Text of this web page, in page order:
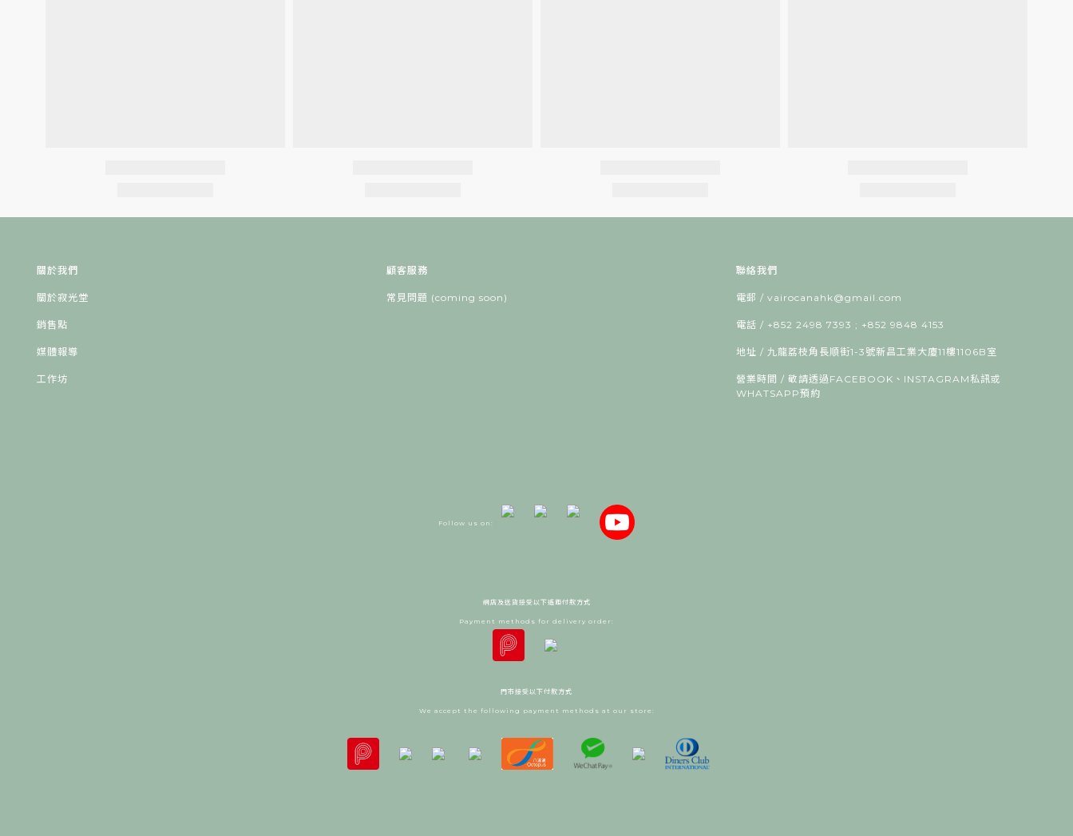
關於我們
關於寂光堂
銷售點
媒體報導
工作坊
顧客服務
常見問題 (coming soon)
聯絡我們
電郵 / vairocanahk@gmail.com
電話 / +852 2498 7393 ; +852 9848 4153
地址 / 九龍荔枝角長順街1-3號新昌工業大廈11樓1106B室
營業時間 / 敬請透過FACEBOOK、INSTAGRAM私訊或
WHATSAPP預約
Follow us on:
網店及送貨接受以下遙距付款方式
Payment methods for delivery order:
門市接受以下付款方式
We accept the following payment methods at our store: